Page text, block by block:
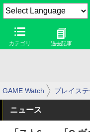
カテゴリ 過去記事
GAME Watch プレイス
ニュース